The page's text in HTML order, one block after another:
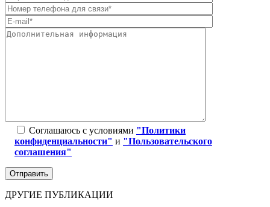
Соглашаюсь с условиями "Политики
конфиденциальности" и "Пользовательского
соглашения"
ДРУГИЕ ПУБЛИКАЦИИ